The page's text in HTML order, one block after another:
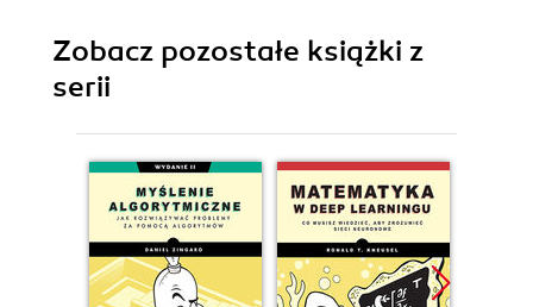
Zobacz pozostałe książki z
serii